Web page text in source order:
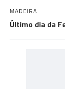
MADEIRA
Último dia da